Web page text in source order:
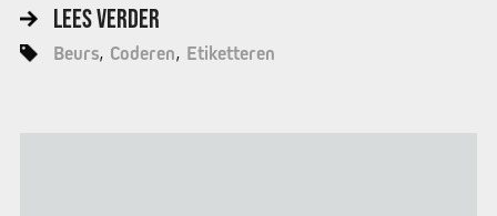
LEES VERDER
Beurs Coderen Etiketteren